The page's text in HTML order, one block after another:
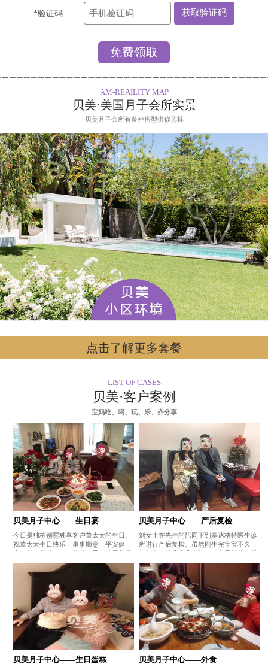
*验证码
AM-REAILITY MAP
贝美·美国月子会所实景
贝美月子会所有多种房型供你选择
点击了解更多套餐
LIST OF CASES
贝美·客户案例
宝妈吃、喝、玩、乐、齐分享
贝美月子中心——生日宴
今日是独栋别墅独享客户董太太的生日。
祝董太太生日快乐，事事顺意，平安健
康，越来越美。——赴美生子首选贝美月
子中心
贝美月子中心——产后复检
刘女士在先生的陪同下到塞达格特医生诊
所进行产后复检。虽然刚生完宝宝不久，
但刘女士的状态非常好，一家子颜值都很
高哦。——赴美生子首选贝美月子中心
贝美月子中心——生日蛋糕 贝美月子中心——外食